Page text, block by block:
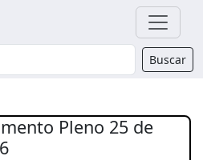
Buscar
Pleno 25 de